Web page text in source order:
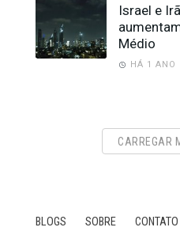
Israel e
Médio
HÁ 1 ANO
CARREGAR
BLOGS SOBRE CONTATO